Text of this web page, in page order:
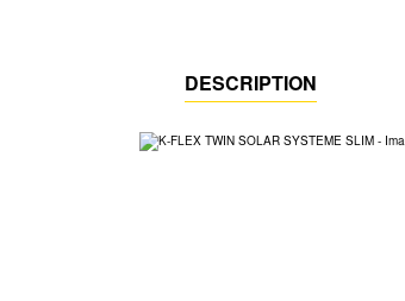
DESCRIPTION